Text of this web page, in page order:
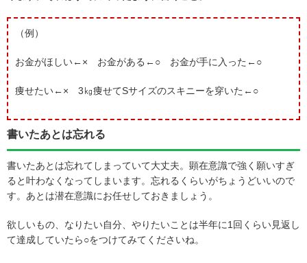
（例）
お金がほしい←× お金がある←○ お金が手に入った←○
痩せたい←× 3㎏痩せてSサイズのスキニーを穿いた←○
書いたあとは忘れる
書いたあとは忘れてしまっていて大丈夫。顕在意識で強く願いすぎ
ると叶わなくなってしまいます。忘れるくらいがちょうどいいので
す。あとは潜在意識にお任せしておきましょう。
欲しいもの、なりたい自分、やりたいことは半年に1回くらい見返し
て達成していたら○をつけてみてくださいね。